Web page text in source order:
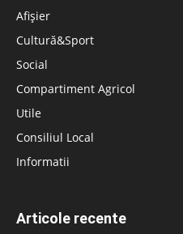
Afișier
Cultură&Sport
Social
Compartiment Agricol
Utile
Consiliul Local
Informatii
Articole recente